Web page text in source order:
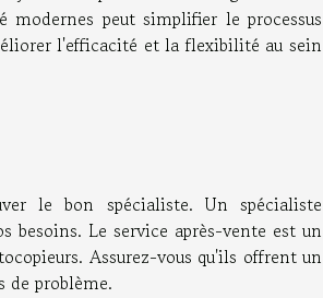
peut simplifier le processus
l'efficacité et la flexibilité au sein
le bon spécialiste. Un spécialiste
besoins. Le service après-vente est un
Assurez-vous qu'ils offrent un
de problème.